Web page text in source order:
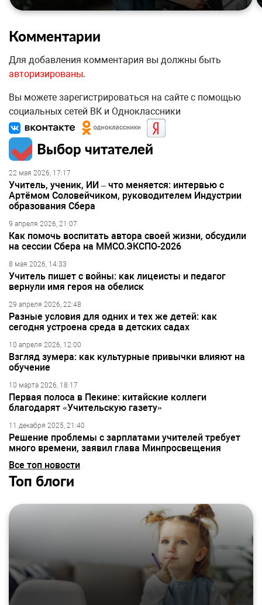
Комментарии
Для добавления комментария вы должны быть
авторизированы.
Вы можете зарегистрироваться на сайте с помощью
социальных сетей ВК и Одноклассники
Выбор читателей
22 мая 2026, 17:17
Учитель, ученик, ИИ – что меняется: интервью с
Артёмом Соловейчиком, руководителем Индустрии
образования Сбера
9 апреля 2026, 21:07
Как помочь воспитать автора своей жизни, обсудили
на сессии Сбера на ММСО.ЭКСПО-2026
8 мая 2026, 14:33
Учитель пишет с войны: как лицеисты и педагог
вернули имя героя на обелиск
29 апреля 2026, 22:48
Разные условия для одних и тех же детей: как
сегодня устроена среда в детских садах
10 апреля 2026, 12:00
Взгляд зумера: как культурные привычки влияют на
обучение
10 марта 2026, 18:17
Первая полоса в Пекине: китайские коллеги
благодарят «Учительскую газету»
11 декабря 2025, 21:40
Решение проблемы с зарплатами учителей требует
много времени, заявил глава Минпросвещения
Все топ новости
Топ блоги